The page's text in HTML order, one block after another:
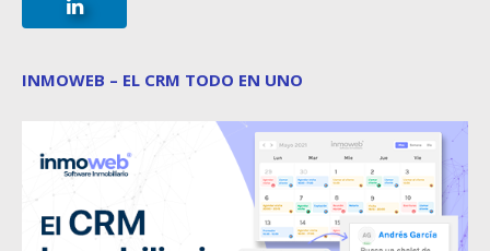
INMOWEB – EL CRM TODO EN UNO